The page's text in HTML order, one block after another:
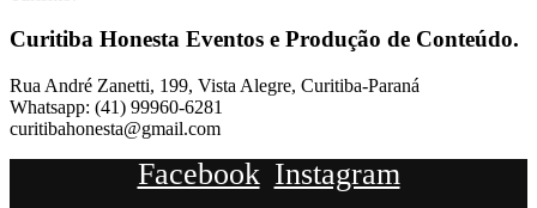
Curitiba Honesta Eventos e Produção de Conteúdo.
Rua André Zanetti, 199, Vista Alegre, Curitiba-Paraná
Whatsapp: (41) 99960-6281
curitibahonesta@gmail.com
Facebook Instagram